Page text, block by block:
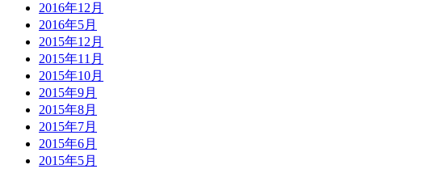
2016年12月
2016年5月
2015年12月
2015年11月
2015年10月
2015年9月
2015年8月
2015年7月
2015年6月
2015年5月